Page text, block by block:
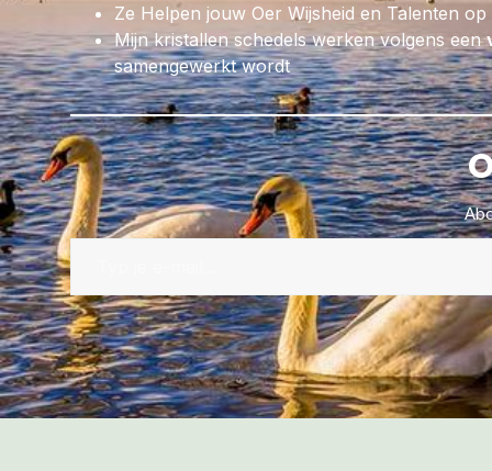
Ze Helpen jouw Oer Wijsheid en Talenten
Mijn kristallen schedels werken volgens een
samengewerkt wordt